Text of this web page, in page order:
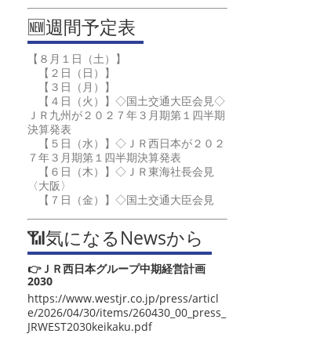
🆕週間予定表
【８月１日（土）】
【２日（日）】
【３日（月）】
【４日（火）】◇国土交通大臣会見◇
ＪＲ九州が２０２７年３月期第１四半期
決算発表
【５日（水）】◇ＪＲ西日本が２０２
７年３月期第１四半期決算発表
【６日（木）】◇ＪＲ東海社長会見
〈大阪〉
【７日（金）】◇国土交通大臣会見
📶気になるNewsから
👉ＪＲ西日本グループ中期経営計画
2030
https://www.westjr.co.jp/press/articl
e/2026/04/30/items/260430_00_press_
JRWEST2030keikaku.pdf